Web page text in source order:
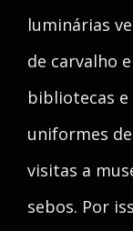
luminárias
de carvalho
bibliotecas
uniformes
visitas a
sebos. Por